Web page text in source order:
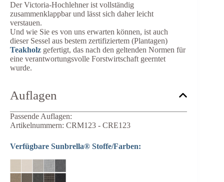
Der Victoria-Hochlehner ist vollständig
zusammenklappbar und lässt sich daher leicht
verstauen.
Und wie Sie es von uns erwarten können, ist auch
dieser Sessel aus bestem zertifiziertem (Plantagen)
Teakholz gefertigt, das nach den geltenden Normen für
eine verantwortungsvolle Forstwirtschaft geerntet
wurde.
Auflagen
Passende Auflagen:
Artikelnummern: CRM123 - CRE123
Verfügbare Sunbrella® Stoffe/Farben: